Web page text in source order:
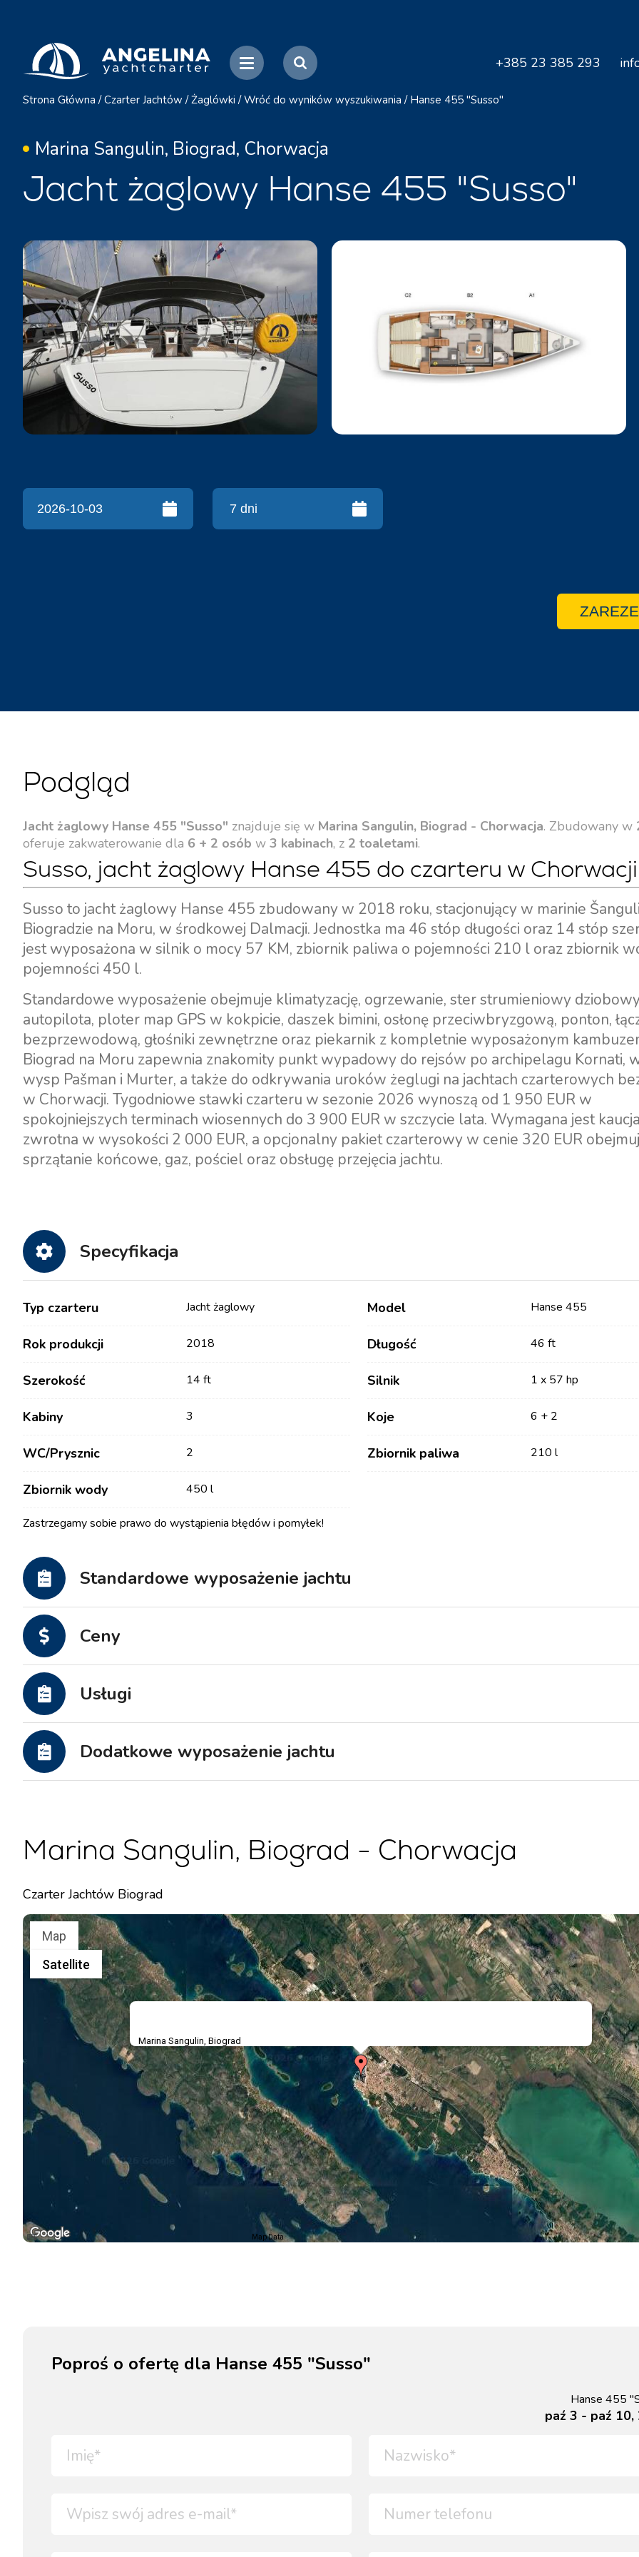
+385 23 385 293
Strona Główna / Czarter Jachtów / Żaglówki / Wróć do wyników wyszukiwania / Hanse 455 "Susso"
Marina Sangulin, Biograd, Chorwacja
Jacht żaglowy Hanse 455 "Susso"
Podgląd
Jacht żaglowy Hanse 455 "Susso" znajduje się w Marina Sangulin, Biograd - Chorwacja. Zbudowany w
oferuje zakwaterowanie dla 6 + 2 osób w 3 kabinach, z 2 toaletami.
Susso, jacht żaglowy Hanse 455 do czarteru w Chorwacji
Susso to jacht żaglowy Hanse 455 zbudowany w 2018 roku, stacjonujący w marinie
Biogradzie na Moru, w środkowej Dalmacji. Jednostka ma 46 stóp długości oraz 14 stóp
jest wyposażona w silnik o mocy 57 KM, zbiornik paliwa o pojemności 210 l oraz zbiornik
pojemności 450 l.
Standardowe wyposażenie obejmuje klimatyzację, ogrzewanie, ster strumieniowy
autopilota, ploter map GPS w kokpicie, daszek bimini, osłonę przeciwbryzgową, ponton,
bezprzewodową, głośniki zewnętrzne oraz piekarnik z kompletnie wyposażonym
Biograd na Moru zapewnia znakomity punkt wypadowy do rejsów po archipelagu Kornati,
wysp Pašman i Murter, a także do odkrywania uroków żeglugi na jachtach czarterowych
w Chorwacji. Tygodniowe stawki czarteru w sezonie 2026 wynoszą od 1 950 EUR w
spokojniejszych terminach wiosennych do 3 900 EUR w szczycie lata. Wymagana jest kaucja
zwrotna w wysokości 2 000 EUR, a opcjonalny pakiet czarterowy w cenie 320 EUR
sprzątanie końcowe, gaz, pościel oraz obsługę przejęcia jachtu.
Specyfikacja
Typ czarteru Jacht żaglowy Model Hanse 455
Rok produkcji 2018 Długość 46 ft
Szerokość 14 ft Silnik 1 x 57 hp
Kabiny 3 Koje 6 + 2
WC/Prysznic 2 Zbiornik paliwa 210 l
Zbiornik wody 450 l
Zastrzegamy sobie prawo do wystąpienia błędów i pomyłek!
Standardowe wyposażenie jachtu
Ceny
Usługi
Dodatkowe wyposażenie jachtu
Marina Sangulin, Biograd - Chorwacja
Czarter Jachtów Biograd
Marina Sangulin, Biograd
Map
Satellite
Map Data
Poproś o ofertę dla Hanse 455 "Susso"
Hanse 455
paź 3 - paź 10,
Kontakt
O nas
Najczęściej Zadawane
Pytania
Łodzie Motorowe
Katamarany Motorowe
Jachty motorowe
Luksusowy Czarter
Valovie - Zdalny Asystent
Region Żeglarski Split
Region Żeglarski Kvarner